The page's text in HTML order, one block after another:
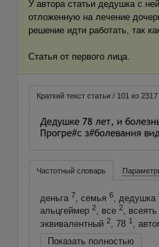
У автора статьи дедушка с
отложенную на лечение
решение идти работать, так
Статья от первого лица.
Краткий текст статьи / 101 из
Частотный словарь
деньга 7, семья 6, дедушка
альцгеймер 2, все 2, всеять
эквивалентный 2, 78 1,
Показать полностью